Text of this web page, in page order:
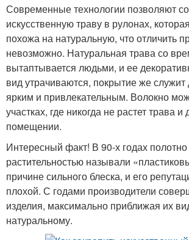
Современные технологии позволяют
искусственную траву в рулонах,
похожа на натуральную, что отличить
невозможно. Натуральная трава со
вытаптывается людьми, и ее
вид утрачиваются, покрытие же служит
ярким и привлекательным. Волокно
участках, где никогда не растет трава и
помещении.
Интересный факт! В 90-х годах полотно
растительностью называли
причине сильного блеска, и его
плохой. С годами производители
изделия, максимально приближая их
натуральному.